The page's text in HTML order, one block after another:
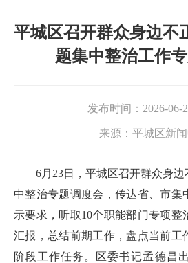
平城区召开群众身边不
题集中整治工作
发布时间： 2026-06-
来源： 平城区新
6月23日，平城区召开群众身
中整治专题调度会，传达省、市集
示要求，听取10个职能部门专项整
汇报，总结前期工作，盘点当前工
阶段工作任务。区委书记孟德昌